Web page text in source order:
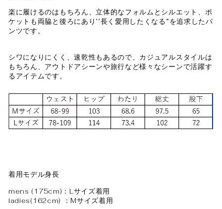
楽に履けるのはもちろん、立体的なフォルムとシルエット、ポ
ケットも両脇と後ろにあり’’長く愛用したくなる”を追求したパ
ンツです。
シワになりにくく、速乾性もあるので、カジュアルスタイルは
もちろん、アウトドアシーンや旅行など様々なシーンで活躍す
るアイテムです。
着用モデル身長
mens (175cm)：Lサイズ着用
ladies(162cm) ：Mサイズ着用